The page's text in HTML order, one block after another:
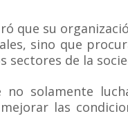
que su
sino que
sectores de la
no solamente
las